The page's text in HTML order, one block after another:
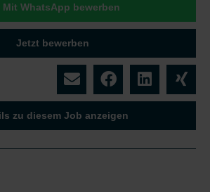
Mit WhatsApp bewerben
Jetzt bewerben
zu diesem Job anzeigen